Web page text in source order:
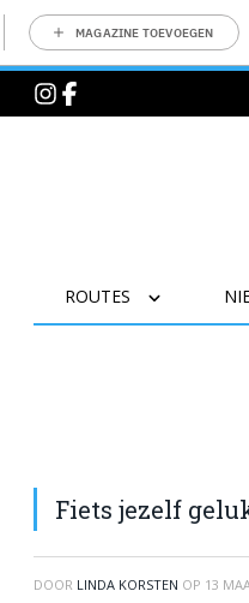
MAGAZINE TOEVOEGEN
ROUTES
Fiets jezelf
DOOR LINDA KORSTEN OP 13